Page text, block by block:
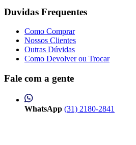
Duvidas Frequentes
Como Comprar
Nossos Clientes
Outras Dúvidas
Como Devolver ou Trocar
Fale com a gente
WhatsApp (31) 2180-2841